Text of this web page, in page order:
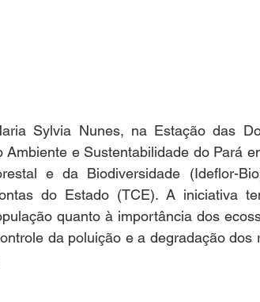
Sylvia Nunes, na Estação das
e Sustentabilidade do Pará
e da Biodiversidade (Ideflor-
do Estado (TCE). A iniciativa
quanto à importância dos
da poluição e a degradação dos